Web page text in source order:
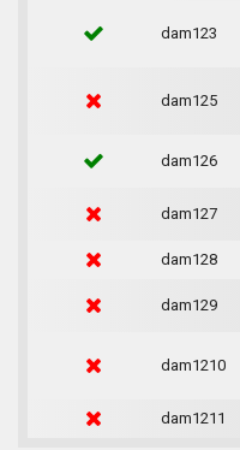
dam123
dam125
dam126
dam127
dam128
dam129
dam1210
dam1211